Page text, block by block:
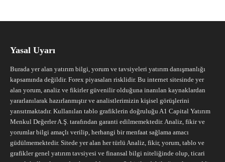
Yasal Uyarı
Burada yer alan yatırım bilgi, yorum ve tavsiyeleri yatırım danışmanlığı
kapsamında değildir. Forex piyasaları risklidir. Bu internet sitesinde yer
alan yorum, analiz ve fikirler güvenilir olduğuna inanılan kaynaklardan
yararlanılarak hazırlanmıştır ve analistlerimizin kişisel görüşlerini
yansıtmaktadır. Kullanılan tablo grafiklerin doğruluğu A1 Capital Yatırım
Menkul Değerler A.Ş. tarafından garanti edilmemektedir. Analiz, fikir ve
yorumlar bilgi amaçlı verilip, herhangi bir menfaat sağlama amacı
güdülmemektedir. Sitede yer alan her türlü Analiz, fikir, yorum, tablo ve
grafikler genel yatırım tavsiyesi ve finansal bilgi niteliğinde olup, ticari